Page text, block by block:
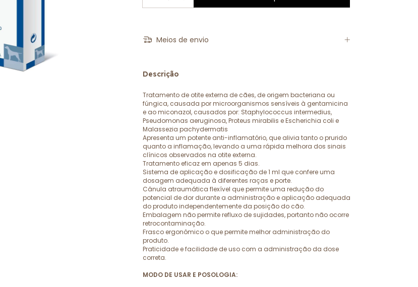
Meios de envio
Descrição
Tratamento de otite externa de cães, de origem bacteriana ou
fúngica, causada por microorganismos sensíveis à gentamicina
e ao miconazol, causados por: Staphylococcus intermedius,
Pseudomonas aeruginosa, Proteus mirabilis e Escherichia coli e
Malassezia pachydermatis
Apresenta um potente anti-inflamatório, que alivia tanto o prurido
quanto a inflamação, levando a uma rápida melhora dos sinais
clínicos observados na otite externa.
Tratamento eficaz em apenas 5 dias.
Sistema de aplicação e dosificação de 1 ml que confere uma
dosagem adequada à diferentes raças e porte.
Cânula atraumática flexível que permite uma redução do
potencial de dor durante a administração e aplicação adequada
do produto independentemente da posição do cão.
Embalagem não permite refluxo de sujidades, portanto não ocorre
retrocontaminação.
Frasco ergonômico o que permite melhor administração do
produto.
Praticidade e facilidade de uso com a administração da dose
correta.
MODO DE USAR E POSOLOGIA: